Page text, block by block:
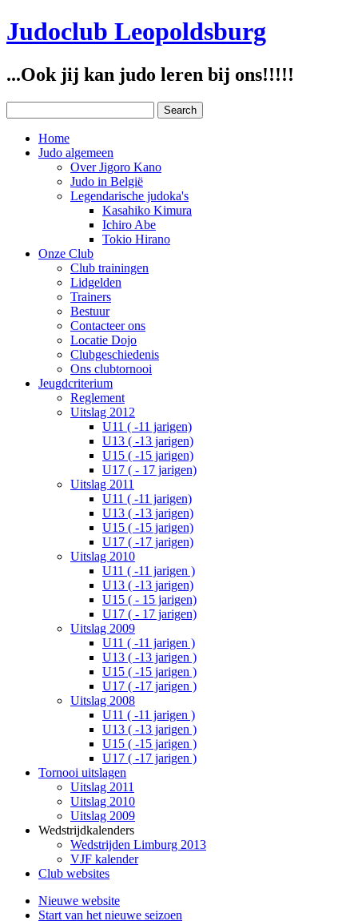
Judoclub Leopoldsburg
...Ook jij kan judo leren bij ons!!!!!
Home
Judo algemeen
Over Jigoro Kano
Judo in België
Legendarische judoka's
Kasahiko Kimura
Ichiro Abe
Tokio Hirano
Onze Club
Club trainingen
Lidgelden
Trainers
Bestuur
Contacteer ons
Locatie Dojo
Clubgeschiedenis
Ons clubtornooi
Jeugdcriterium
Reglement
Uitslag 2012
U11 ( -11 jarigen)
U13 ( -13 jarigen)
U15 ( -15 jarigen)
U17 ( - 17 jarigen)
Uitslag 2011
U11 ( -11 jarigen)
U13 ( -13 jarigen)
U15 ( -15 jarigen)
U17 ( -17 jarigen)
Uitslag 2010
U11 ( -11 jarigen )
U13 ( -13 jarigen)
U15 ( - 15 jarigen)
U17 ( - 17 jarigen)
Uitslag 2009
U11 ( -11 jarigen )
U13 ( -13 jarigen )
U15 ( -15 jarigen )
U17 ( -17 jarigen )
Uitslag 2008
U11 ( -11 jarigen )
U13 ( -13 jarigen )
U15 ( -15 jarigen )
U17 ( -17 jarigen )
Tornooi uitslagen
Uitslag 2011
Uitslag 2010
Uitslag 2009
Wedstrijdkalenders
Wedstrijden Limburg 2013
VJF kalender
Club websites
Nieuwe website
Start van het nieuwe seizoen